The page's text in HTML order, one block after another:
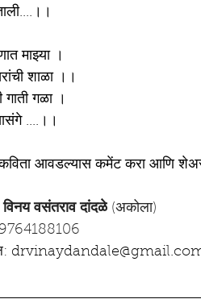
माझ्या ।
शाळा ।।
गाती गळा ।
....।।
आवडल्यास कमेंट करा आणि
विनय वसंतराव दांदळे (अकोला)
9764188106